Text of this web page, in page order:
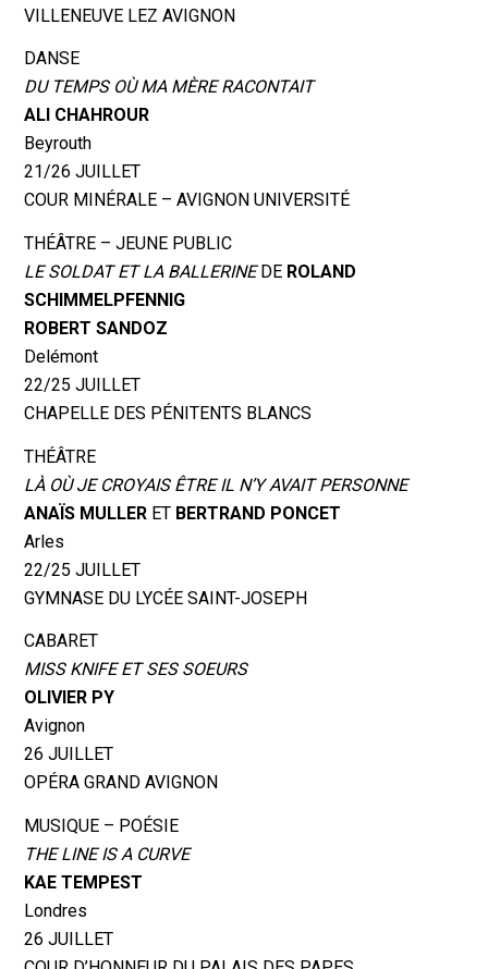
VILLENEUVE LEZ AVIGNON
DANSE
DU TEMPS OÙ MA MÈRE RACONTAIT
ALI CHAHROUR
Beyrouth
21/26 JUILLET
COUR MINÉRALE – AVIGNON UNIVERSITÉ
THÉÂTRE – JEUNE PUBLIC
LE SOLDAT ET LA BALLERINEDE ROLAND
SCHIMMELPFENNIG
ROBERT SANDOZ
Delémont
22/25 JUILLET
CHAPELLE DES PÉNITENTS BLANCS
THÉÂTRE
LÀ OÙ JE CROYAIS ÊTRE IL N’Y AVAIT PERSONNE
ANAÏS MULLER ET BERTRAND PONCET
Arles
22/25 JUILLET
GYMNASE DU LYCÉE SAINT-JOSEPH
CABARET
MISS KNIFE ET SES SOEURS
OLIVIER PY
Avignon
26 JUILLET
OPÉRA GRAND AVIGNON
MUSIQUE – POÉSIE
THE LINE IS A CURVE
KAE TEMPEST
Londres
26 JUILLET